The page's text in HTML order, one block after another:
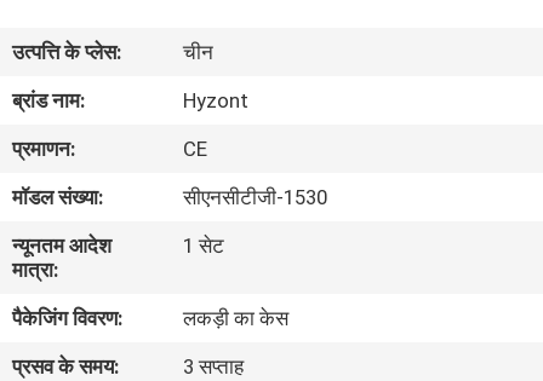
वीडियो
बारे
में
कारखाना
भ्रमण
उत्पत्ति के प्लेस:
चीन
ब्रांड नाम:
Hyzont
प्रमाणन:
CE
मॉडल संख्या:
सीएनसीटीजी-1530
न्यूनतम आदेश
मात्रा:
1 सेट
पैकेजिंग विवरण:
लकड़ी का केस
प्रसव के समय:
3 सप्ताह